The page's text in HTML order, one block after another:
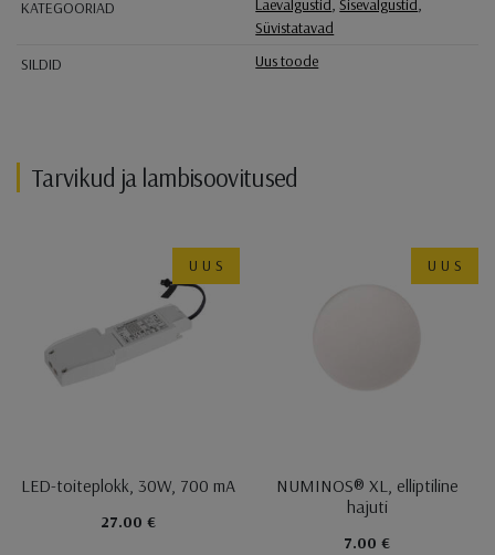
KATEGOORIAD Laevalgustid,Sisevalgustid,
Süvistatavad
SILDID
Uus toode
Tarvikud ja lambisoovitused
UUS
LED-toiteplokk, 30W, 700 mA
27.00 €
UUS
NUMINOS® XL, elliptiline
hajuti
7.00 €